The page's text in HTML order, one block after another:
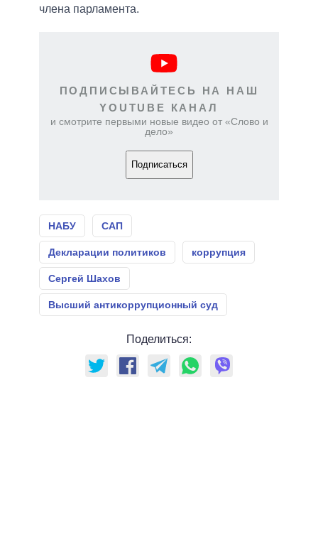
члена парламента.
ПОДПИСЫВАЙТЕСЬ НА НАШ
YOUTUBE КАНАЛ
и смотрите первыми новые видео от «Слово и
дело»
Подписаться
НАБУ САП
Декларации политиков коррупция
Сергей Шахов
Высший антикоррупционный суд
Поделиться: